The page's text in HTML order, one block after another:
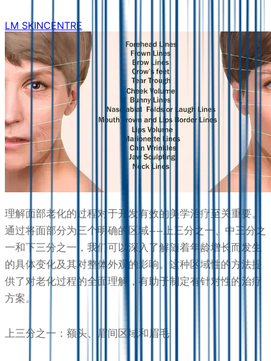
LM SKINCENTRE
理解面部老化的过程对于开发有效的美学治疗至关重要。
通过将面部分为三个明确的区域——上三分之一、中三分之
一和下三分之一，我们可以深入了解随着年龄增长而发生
的具体变化及其对整体外观的影响。这种区域性的方法提
供了对老化过程的全面理解，有助于制定有针对性的治疗
方案。
上三分之一：额头、眉间区域和眉毛